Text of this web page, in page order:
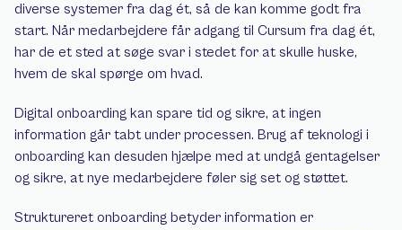
diverse systemer fra dag ét, så de kan komme godt fra
start. Når medarbejdere får adgang til Cursum fra dag ét,
har de et sted at søge svar i stedet for at skulle huske,
hvem de skal spørge om hvad.
Digital onboarding kan spare tid og sikre, at ingen
information går tabt under processen. Brug af teknologi i
onboarding kan desuden hjælpe med at undgå gentagelser
og sikre, at nye medarbejdere føler sig set og støttet.
Struktureret onboarding betyder information er